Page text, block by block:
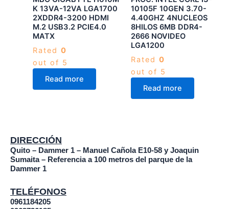
K 13VA-12VA LGA1700
2XDDR4-3200 HDMI
M.2 USB3.2 PCIE4.0
MATX
Rated 0
out of 5
Read more
10105F 10GEN 3.70-
4.40GHZ 4NUCLEOS
8HILOS 6MB DDR4-
2666 NOVIDEO
LGA1200
Rated 0
out of 5
Read more
DIRECCIÓN
Quito – Dammer 1 – Manuel Cañola E10-58 y Joaquin
Sumaita – Referencia a 100 metros del parque de la
Dammer 1
TELÉFONOS
0961184205